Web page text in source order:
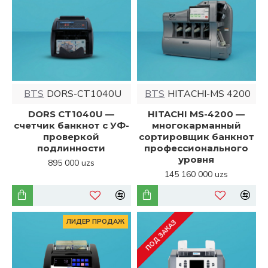
BTS DORS-CT1040U
DORS CT1040U —
счетчик банкнот с УФ-
проверкой
подлинности
895 000 uzs
BTS HITACHI-MS 4200
HITACHI MS-4200 —
многокарманный
сортировщик банкнот
профессионального
уровня
145 160 000 uzs
ЛИДЕР ПРОДАЖ ПОД ЗАКАЗ